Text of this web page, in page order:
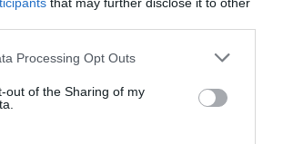
Processing Opt Outs
out of the Sharing of my
operació sortida dels pesos
esmentar que la sortida de Messi
a una Junta que
i segons com fossin els
en Assemblea de
podrien arribar-se a executar els